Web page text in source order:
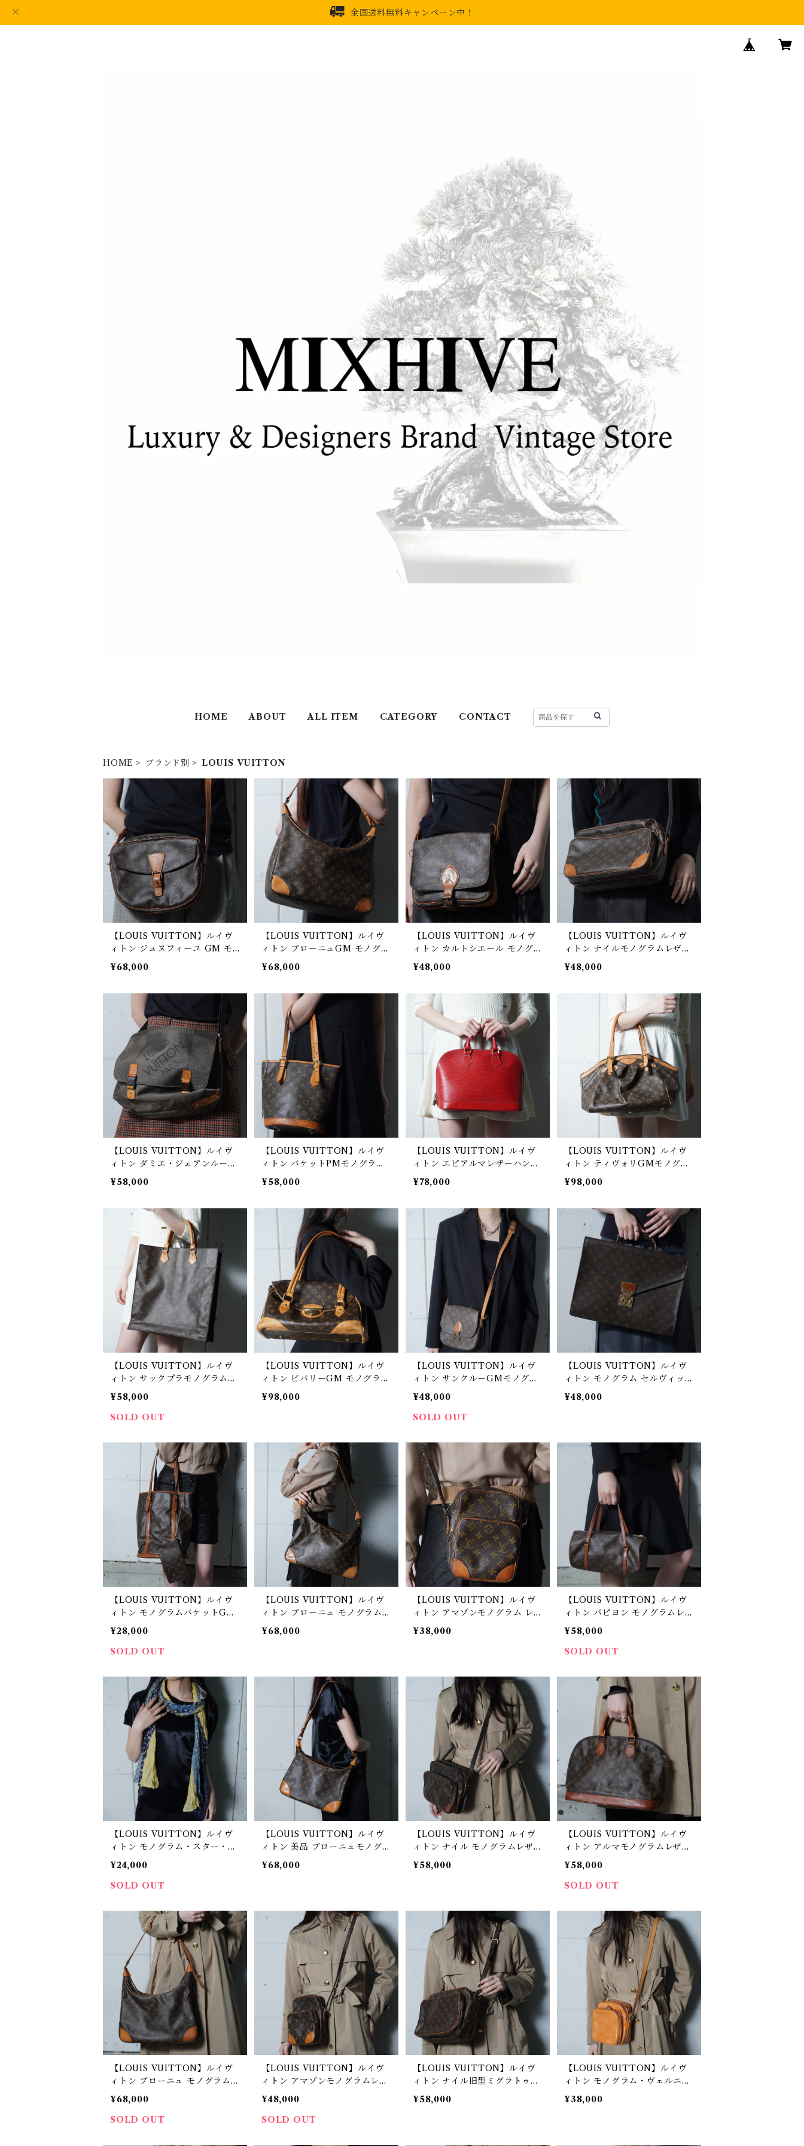
全国送料無料キャンペーン中！
HOME ABOUT ALL ITEM CATEGORY CONTACT
HOME ブランド別 LOUIS VUITTON
【LOUIS VUITTON】ルイヴ
ィトン ジュヌフィーユ GM モ
ノグラムレザーショルダーバッ
グ brown
¥68,000
【LOUIS VUITTON】ルイヴ
ィトン ブローニュGM モノグラ
ムレザーショルダーバッグ bro
wn
¥68,000
【LOUIS VUITTON】ルイヴ
ィトン カルトシエール モノグラ
ムレザーショルダーバッグ bro
wn
¥48,000
【LOUIS VUITTON】ルイヴ
ィトン ナイルモノグラムレザー
ショルダーバッグ brown
¥48,000
【LOUIS VUITTON】ルイヴ
ィトン ダミエ・ジェアンルーシ
ョルダーバッグ khaki gray
¥58,000
【LOUIS VUITTON】ルイヴ
ィトン バケットPMモノグラム
トートバッグ brown
¥58,000
【LOUIS VUITTON】ルイヴ
ィトン エピアルマレザーハンド
バッグ red
¥78,000
【LOUIS VUITTON】ルイヴ
ィトン ティヴォリGMモノグラ
ムレザーハンドバッグ brown
¥98,000
【LOUIS VUITTON】ルイヴ
ィトン サックプラモノグラムト
ートバッグ brown
¥58,000
SOLD OUT
【LOUIS VUITTON】ルイヴ
ィトン ビバリーGM モノグラム
ハンドバッグ brown
¥98,000
【LOUIS VUITTON】ルイヴ
ィトン サンクルーGMモノグラ
ムショルダーバッグ brown
¥48,000
SOLD OUT
【LOUIS VUITTON】ルイヴ
ィトン モノグラム セルヴィット
コンセイユ モノグラムビジネス
バッグ brown
¥48,000
【LOUIS VUITTON】ルイヴ
ィトン モノグラムバケットGM
レザーバッグ brown
¥28,000
SOLD OUT
【LOUIS VUITTON】ルイヴ
ィトン ブローニュ モノグラム
レザーショルダーバッグ brown
¥68,000
【LOUIS VUITTON】ルイヴ
ィトン アマゾンモノグラム レザ
ーショルダーバッグ brown
¥38,000
【LOUIS VUITTON】ルイヴ
ィトン パピヨン モノグラムレザ
ーハンドバッグ brown
¥58,000
SOLD OUT
【LOUIS VUITTON】ルイヴ
ィトン モノグラム・スター・シ
ルク混リネンストール navy&y
ellow&blue
¥24,000
SOLD OUT
【LOUIS VUITTON】ルイヴ
ィトン 美品 ブローニュモノグラ
ムレザーショルダーバッグ bro
wn
¥68,000
【LOUIS VUITTON】ルイヴ
ィトン ナイル モノグラムレザー
ショルダーバッグ brown
¥58,000
【LOUIS VUITTON】ルイヴ
ィトン アルマモノグラムレザー
ハンドバッグ brown
¥58,000
SOLD OUT
【LOUIS VUITTON】ルイヴ
ィトン ブローニュ モノグラムレ
ザーショルダーバッグ brown
¥68,000
SOLD OUT
【LOUIS VUITTON】ルイヴ
ィトン アマゾンモノグラムレザ
ーショルダーバッグ brown
¥48,000
SOLD OUT
【LOUIS VUITTON】ルイヴ
ィトン ナイル旧型ミグラトゥー
ルモノグラムレザーショルダー
バッグ brown
¥58,000
【LOUIS VUITTON】ルイヴ
ィトン モノグラム・ヴェルニ・
ウスターショルダーバッグ lime
yellow
¥38,000